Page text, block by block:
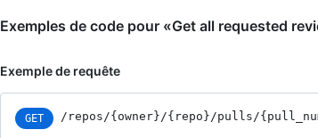
Exemples de code pour «Get all requested
Exemple de requête
GET /repos/{owner}/{repo}/pulls/{pull_